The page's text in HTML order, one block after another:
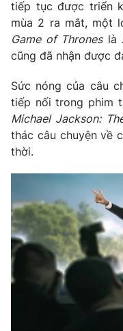
tiếp tục được triển
mùa 2 ra mắt, một
Game of Throneslà
cũng đã nhận được
Sức nóng của câu
tiếp nối trong phim
Michael Jackson:
thác câu chuyện về
thời.